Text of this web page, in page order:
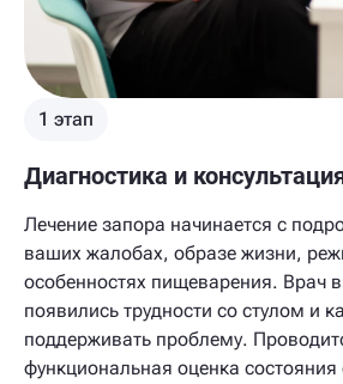
1 этап
Диагностика и
Лечение запора начинается с
ваших жалобах, образе жизни,
особенностях пищеварения. Врач
появились трудности со стулом и
поддерживать проблему.
функциональная оценка